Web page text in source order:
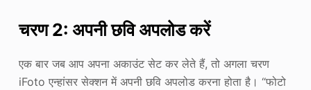
चरण 2: अपनी छवि अपलोड करें
एक बार जब आप अपना अकाउंट सेट कर लेते हैं, तो अगला चरण
iFoto एन्हांसर सेक्शन में अपनी छवि अपलोड करना होता है। “फोटो